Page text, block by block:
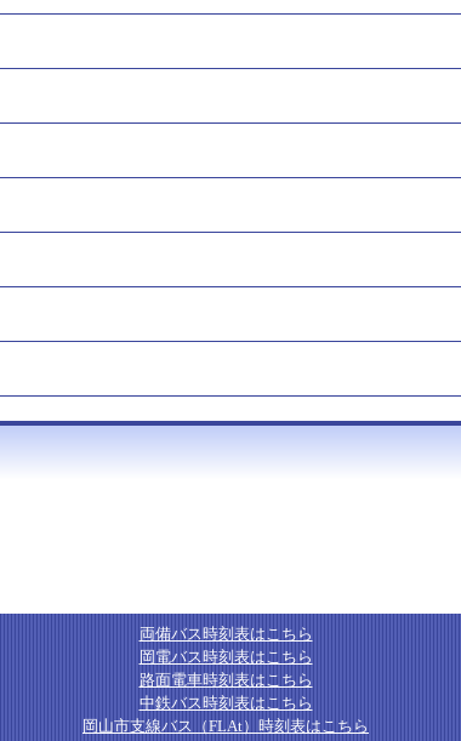
両備バス時刻表はこちら
岡電バス時刻表はこちら
路面電車時刻表はこちら
中鉄バス時刻表はこちら
岡山市支線バス（FLAt）時刻表はこちら